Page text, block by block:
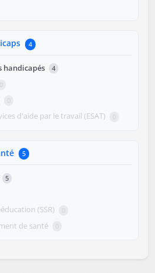
4
handicapés 4
0
0
d'aide par le travail (ESAT) 0
5
5
(SSR) 0
de santé 0